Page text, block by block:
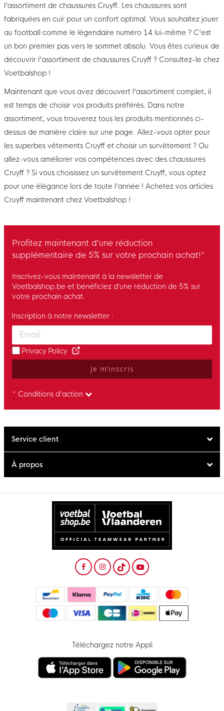
l'assortiment de chaussures Cruyff. Les chaussures sont
fabriquées en cuir pour un confort optimal. Vous souhaitez jouer
au football comme le légendaire numéro 14 lui-même ? C'est
un bon premier pas vers le sommet absolu. Vous êtes curieux de
découvrir l'assortiment de chaussures Cruyff ? Consultez-le chez
Voetbalshop !
Maintenant que vous avez découvert l'assortiment complet, il
est temps de choisir vos produits préférés. Dans notre
assortiment, vous trouverez tous les produits mentionnés ci-
dessus de manière claire sur une page. Allez-vous opter pour
les superbes vêtements Cruyff et choisir un survêtement ? Ou
allez-vous améliorer vos compétences avec des chaussures
Cruyff ? Si vous choisissez un survêtement Cruyff, vous optez
pour une élégance lors de toute l'année ! Achetez vos articles
Cruyff maintenant chez Voetbalshop !
Profitez maintenant d’une réduction
supplémentaire de 5% sur votre prochain achat!*
Inscrivez-vous maintenant à la newsletter de
Voetbalshop.be et bénéficiez d’une réduction de 5% sur
votre prochain achat.
Enter your email and accept the privacy policy to subscribe to
Inscription à notre newsletter :
Privacy Policy
Je m’inscris
* Conditions d'action
Service client
À propos
Téléchargez notre Appli